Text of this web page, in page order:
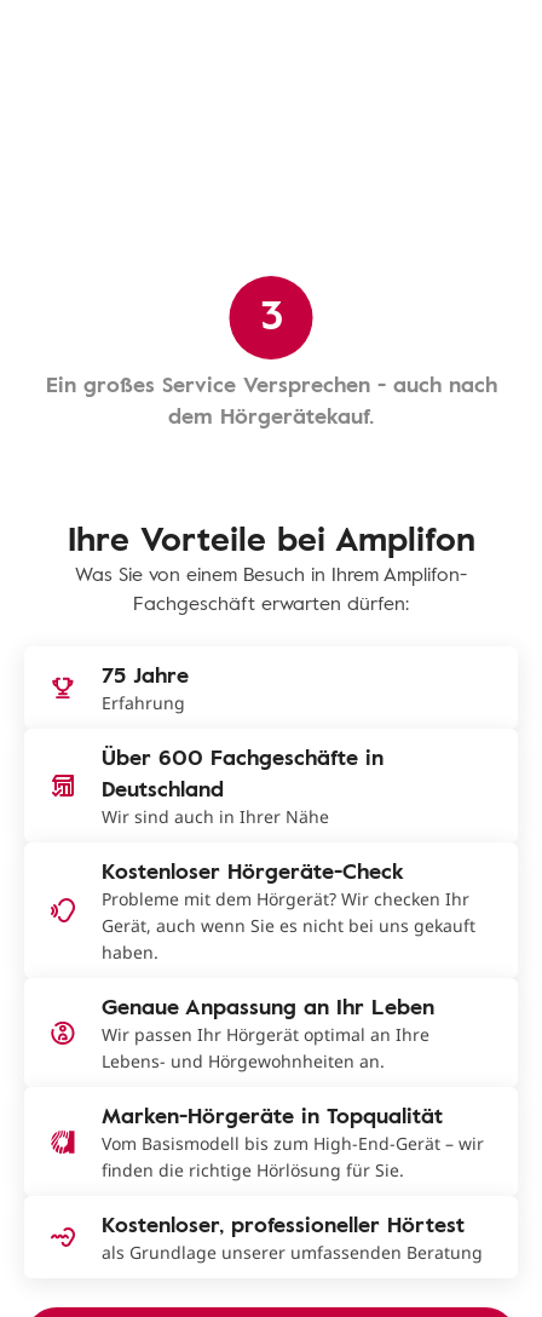
3
Ein großes Service Versprechen - auch nach
dem Hörgerätekauf.
Ihre Vorteile bei Amplifon
Was Sie von einem Besuch in Ihrem Amplifon-
Fachgeschäft erwarten dürfen:
75 Jahre
Erfahrung
Über 600 Fachgeschäfte in
Deutschland
Wir sind auch in Ihrer Nähe
Kostenloser Hörgeräte-Check
Probleme mit dem Hörgerät? Wir checken Ihr
Gerät, auch wenn Sie es nicht bei uns gekauft
haben.
Genaue Anpassung an Ihr Leben
Wir passen Ihr Hörgerät optimal an Ihre
Lebens- und Hörgewohnheiten an.
Marken-Hörgeräte in Topqualität
Vom Basismodell bis zum High-End-Gerät – wir
finden die richtige Hörlösung für Sie.
Kostenloser, professioneller Hörtest
als Grundlage unserer umfassenden Beratung